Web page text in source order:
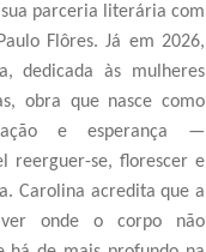
parceria literária com
Flôres. Já em 2026,
dedicada às mulheres
obra que nasce como
e esperança —
reerguer-se, florescer e
Carolina acredita que a
onde o corpo não